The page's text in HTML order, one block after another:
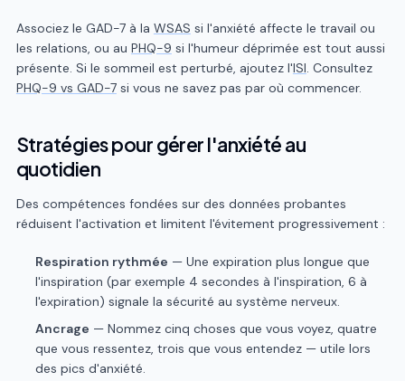
Associez le GAD-7 à la WSAS si l'anxiété affecte le travail ou
les relations, ou au PHQ-9 si l'humeur déprimée est tout aussi
présente. Si le sommeil est perturbé, ajoutez l'ISI. Consultez
PHQ-9 vs GAD-7si vous ne savez pas par où commencer.
Stratégies pour gérer l'anxiété au
quotidien
Des compétences fondées sur des données probantes
réduisent l'activation et limitent l'évitement progressivement :
Respiration rythmée — Une expiration plus longue que
l'inspiration (par exemple 4 secondes à l'inspiration, 6 à
l'expiration) signale la sécurité au système nerveux.
Ancrage — Nommez cinq choses que vous voyez, quatre
que vous ressentez, trois que vous entendez — utile lors
des pics d'anxiété.